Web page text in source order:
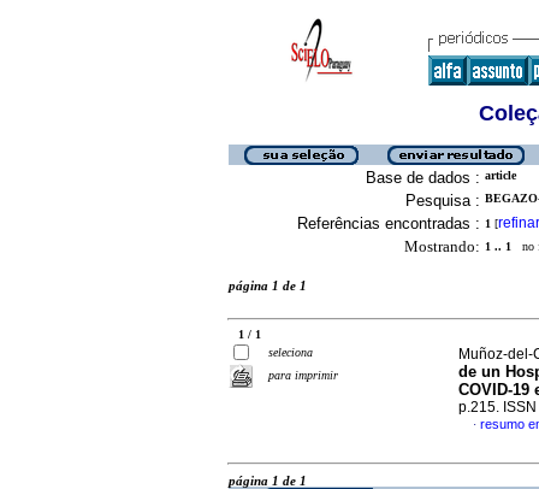
Base de dados : article
Pesquisa :
Referências encontradas : 1 [refinar
Mostrando: 1 .. 1 no
página 1 de 1
1 / 1
seleciona
para imprimir
Muñoz-del-
de un
COVID-19
p.215.
· resumo
página 1 de 1